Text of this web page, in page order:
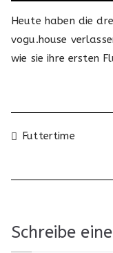
Heute haben die
vogu.house
wie sie ihre ersten
Futtertime
Schreibe